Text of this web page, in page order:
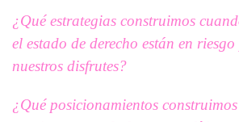
¿Qué estrategias construimos
el estado de derecho están en
nuestros disfrutes?
¿Qué posicionamientos